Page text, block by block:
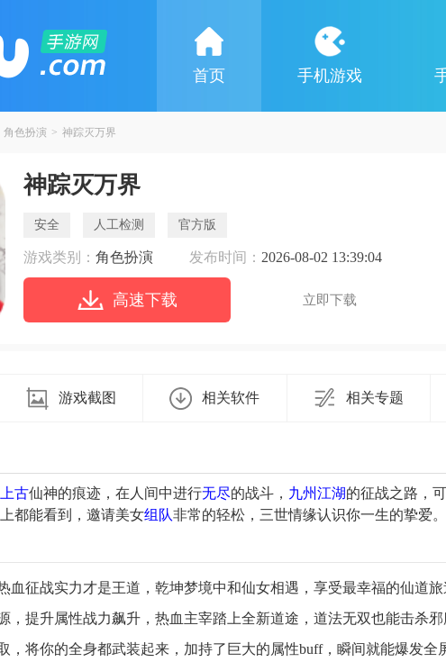
首页 手机游戏
角色扮演 > 神踪灭万界
神踪灭万界
安全 人工检测 官方版
游戏类别： 角色扮演 发布时间： 2026-08-02 13:39:04
高速下载 立即下载
游戏截图 相关软件 相关专题
上古仙神的痕迹，在人间中进行无尽的战斗， 九州江湖的征战之路，
都能看到，邀请美女组队非常的轻松，三世情缘认识你一生的挚爱。
血征战实力才是王道，乾坤梦境中和仙女相遇，享受最幸福的仙道旅
，提升属性战力飙升，热血主宰踏上全新道途，道法无双也能击杀邪
，将你的全身都武装起来，加持了巨大的属性buff，瞬间就能爆发全